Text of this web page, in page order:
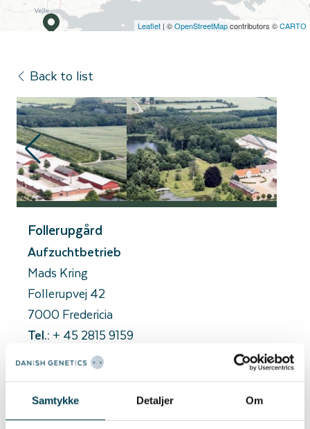
Samtykke Detaljer Om
Back to list
Follerupgård
Aufzuchtbetrieb
Mads Kring
Follerupvej 42
7000 Fredericia
Tel.: + 45 2815 9159
Tel.: + 45 7586 0601
E-Mail:madskring@roenshauge.dk
Website besuchen
CHR-Status anzeigen
Leaflet | ©OpenStreetMapcontributors ©CARTO